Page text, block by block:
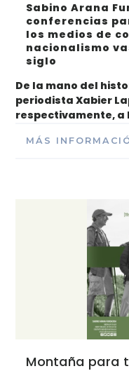
Sabino Arana
conferencias
los medios de
nacionalismo
siglo
De la mano del
periodista Xabier
respectivamente, a
MÁS
Montaña para